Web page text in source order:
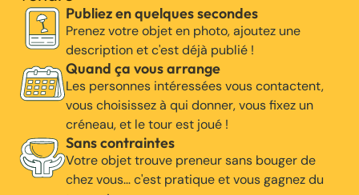
Publiez en quelques secondes
Prenez votre objet en photo, ajoutez une
description et c'est déjà publié !
Quand ça vous arrange
Les personnes intéressées vous contactent,
vous choisissez à qui donner, vous fixez un
créneau, et le tour est joué !
Sans contraintes
Votre objet trouve preneur sans bouger de
chez vous… c'est pratique et vous gagnez du